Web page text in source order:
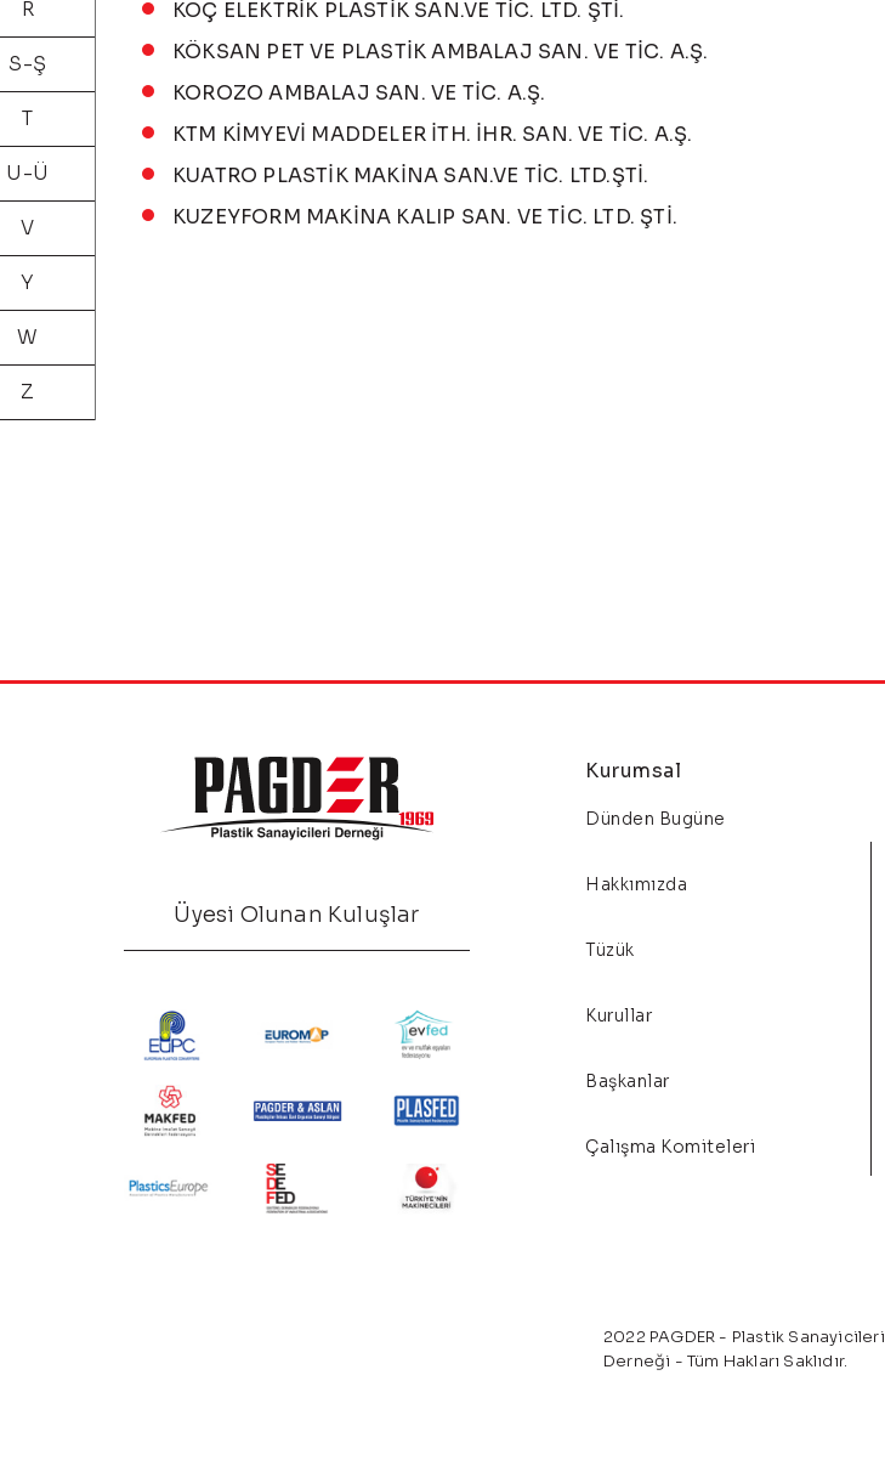
R
S-Ş
T
U-Ü
V
Y
W
Z
KOÇ ELEKTRİK PLASTİK SAN.VE TİC. LTD. ŞTİ.
KÖKSAN PET VE PLASTİK AMBALAJ SAN. VE TİC. A.Ş.
KOROZO AMBALAJ SAN. VE TİC. A.Ş.
KTM KİMYEVİ MADDELER İTH. İHR. SAN. VE TİC. A.Ş.
KUATRO PLASTİK MAKİNA SAN.VE TİC. LTD.ŞTİ.
KUZEYFORM MAKİNA KALIP SAN. VE TİC. LTD. ŞTİ.
Üyesi Olunan Kuluşlar
Kurumsal
Dünden Bugüne
Hakkımızda
Tüzük
Kurullar
Başkanlar
Çalışma Komiteleri
2022 PAGDER - Plastik Sanayicileri
Derneği - Tüm Hakları Saklıdır.